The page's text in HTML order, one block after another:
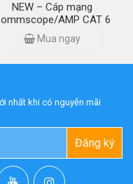
NEW – Cáp mạng
AMP CAT 6
Mua ngay
nhất khi có nguyễn mãi
Đăng ký